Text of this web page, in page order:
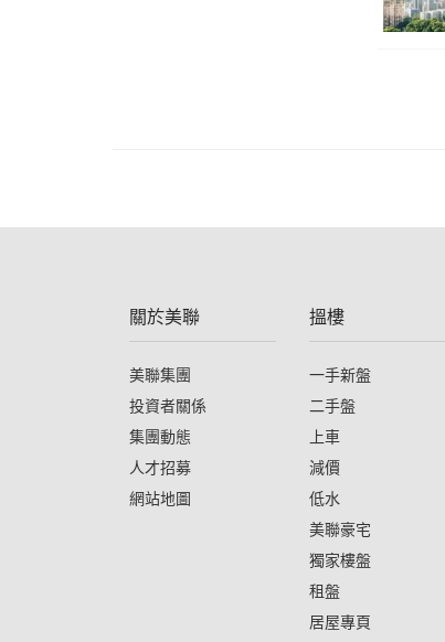
關於美聯
美聯集團
投資者關係
集團動態
人才招募
網站地圖
搵樓
一手新盤
二手盤
上車
減價
低水
美聯豪宅
獨家樓盤
租盤
居屋專頁